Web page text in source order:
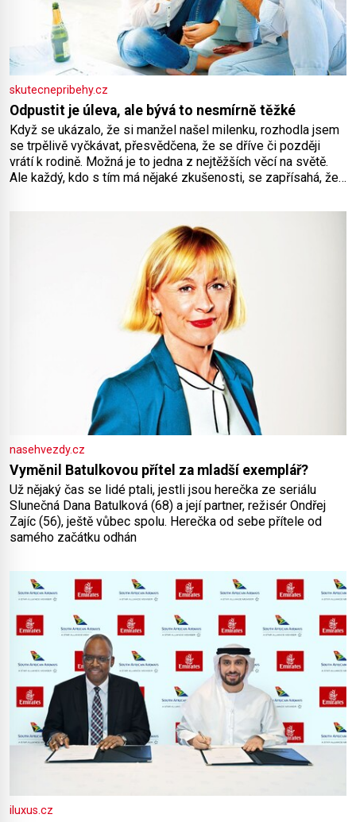
skutecnepribehy.cz
Odpustit je úleva, ale bývá to nesmírně těžké
Když se ukázalo, že si manžel našel milenku, rozhodla jsem
se trpělivě vyčkávat, přesvědčena, že se dříve či později
vrátí k rodině. Možná je to jedna z nejtěžších věcí na světě.
Ale každý, kdo s tím má nějaké zkušenosti, se zapřísahá, že
nasehvezdy.cz
Vyměnil Batulkovou přítel za mladší exemplář?
Už nějaký čas se lidé ptali, jestli jsou herečka ze seriálu
Slunečná Dana Batulková (68) a její partner, režisér Ondřej
Zajíc (56), ještě vůbec spolu. Herečka od sebe přítele od
samého začátku odhán
iluxus.cz